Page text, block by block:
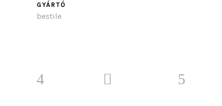
GYÁRTÓ
bestile